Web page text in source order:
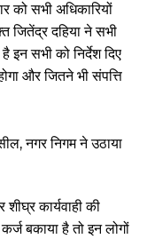
को सभी अधिकारियों
जितेंद्र दहिया ने सभी
इन सभी को निर्देश दिए
और जितने भी संपत्ति
कार्यवाही की
बकाया है तो इन लोगों